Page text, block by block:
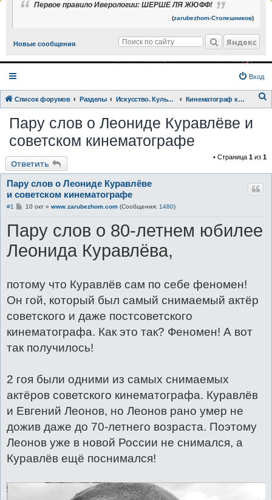
Первое правило Иверологии: ШЕРШЕ ЛЯ ЖЮФФ!
(zarubezhom-Столешников)
Новые сообщения Яндекс
Вход
Список форумов Разделы Искусство. Культурка. Кинцо. Кинематограф как орудие разрушения страны
Пару слов о Леониде Куравлёве и
советском кинематографе
Ответить
• Страница 1 из 1
Пару слов о Леониде Куравлёве
и советском кинематографе
#1
С
б
щ
н
и
10 окт» www.zarubezhom.com(Сообщения: 1480)
Пару слов о 80-летнем юбилее
Леонида Куравлёва,
потому что Куравлёв сам по себе феномен!
Он гой, который был самый снимаемый актёр
советского и даже постсоветского
кинематографа. Как это так? Феномен! А вот
так получилось!
2 гоя были одними из самых снимаемых
актёров советского кинематографа. Куравлёв
и Евгений Леонов, но Леонов рано умер не
дожив даже до 70-летнего возраста. Поэтому
Леонов уже в новой России не снимался, а
Куравлёв ещё поснимался!